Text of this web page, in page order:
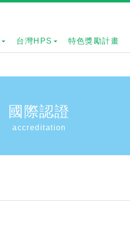
台灣HPS 特色獎勵計畫
國際認證
accreditation